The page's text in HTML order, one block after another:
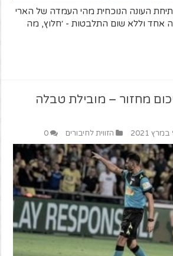
העונה הנוכחית מהי העמדה של הארי
אחד וללא שום התלבטות - ׳חלוץ, מה
– סיכום מחזור – מובילת טבלה
הזווית לחיבורים 0